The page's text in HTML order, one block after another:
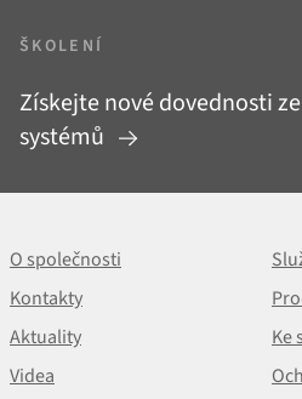
ŠKOLENÍ
Získejte nové dovednosti
systémů
O společnosti
Kontakty
Aktuality
Ke
Videa